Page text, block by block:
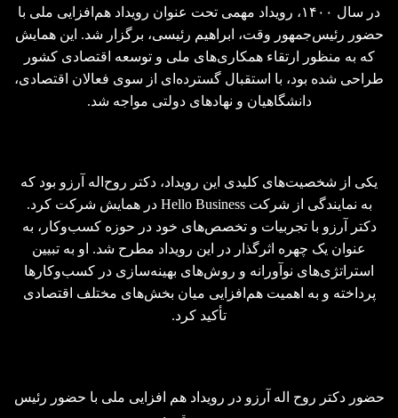
در سال ۱۴۰۰، رویداد مهمی تحت عنوان رویداد هم‌افزایی ملی با
حضور رئیس‌جمهور وقت، ابراهیم رئیسی، برگزار شد. این همایش
که به منظور ارتقاء همکاری‌های ملی و توسعه اقتصادی کشور
طراحی شده بود، با استقبال گسترده‌ای از سوی فعالان اقتصادی،
دانشگاهیان و نهادهای دولتی مواجه شد.
یکی از شخصیت‌های کلیدی این رویداد، دکتر روح‌اله آرزو بود که
به نمایندگی از شرکت Hello Business در همایش شرکت کرد.
دکتر آرزو با تجربیات و تخصص‌های خود در حوزه کسب‌وکار، به
عنوان یک چهره اثرگذار در این رویداد مطرح شد. او به تبیین
استراتژی‌های نوآورانه و روش‌های بهینه‌سازی در کسب‌وکارها
پرداخته و به اهمیت هم‌افزایی میان بخش‌های مختلف اقتصادی
تأکید کرد.
حضور دکتر روح اله آرزو در رویداد هم افزایی ملی با حضور رئیس